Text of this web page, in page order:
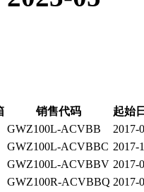
销售代码
起始
GWZ100L-ACVBB
2017-
GWZ100L-ACVBBC 2017-
GWZ100L-ACVBBV 2017-
GWZ100R-ACVBBQ 2017-